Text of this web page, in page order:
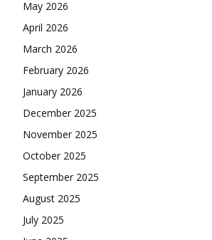
May 2026
April 2026
March 2026
February 2026
January 2026
December 2025
November 2025
October 2025
September 2025
August 2025
July 2025